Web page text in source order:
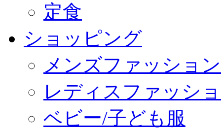
定食
ショッピング
メンズファッション
レディスファッシ
ベビー/子ども服